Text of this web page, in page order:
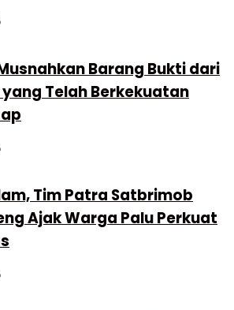
Barang Bukti dari
yang Telah Berkekuatan
Tim Patra Satbrimob
Ajak Warga Palu Perkuat